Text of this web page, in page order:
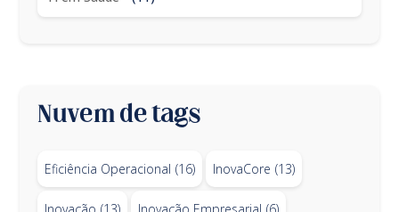
Nuvem de tags
Eficiência Operacional (16) InovaCore (13)